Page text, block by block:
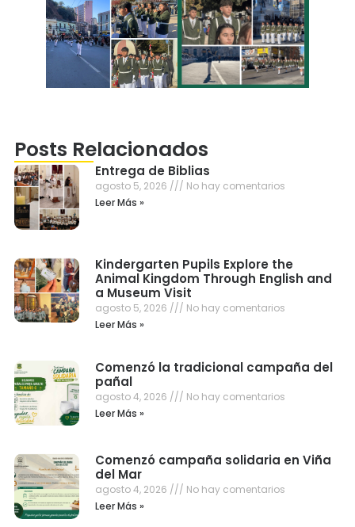
Posts Relacionados
Entrega de Biblias
agosto 5, 2026
No hay comentarios
Leer Más »
Kindergarten Pupils Explore the
Animal Kingdom Through English and
a Museum Visit
agosto 5, 2026
No hay comentarios
Leer Más »
Comenzó la tradicional campaña del
pañal
agosto 4, 2026
No hay comentarios
Leer Más »
Comenzó campaña solidaria en Viña
del Mar
agosto 4, 2026
No hay comentarios
Leer Más »